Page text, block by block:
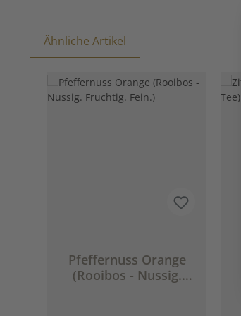
Ähnliche Artikel
Produktgalerie überspringen
Pfeffernuss Orange
(Rooibos - Nussig.